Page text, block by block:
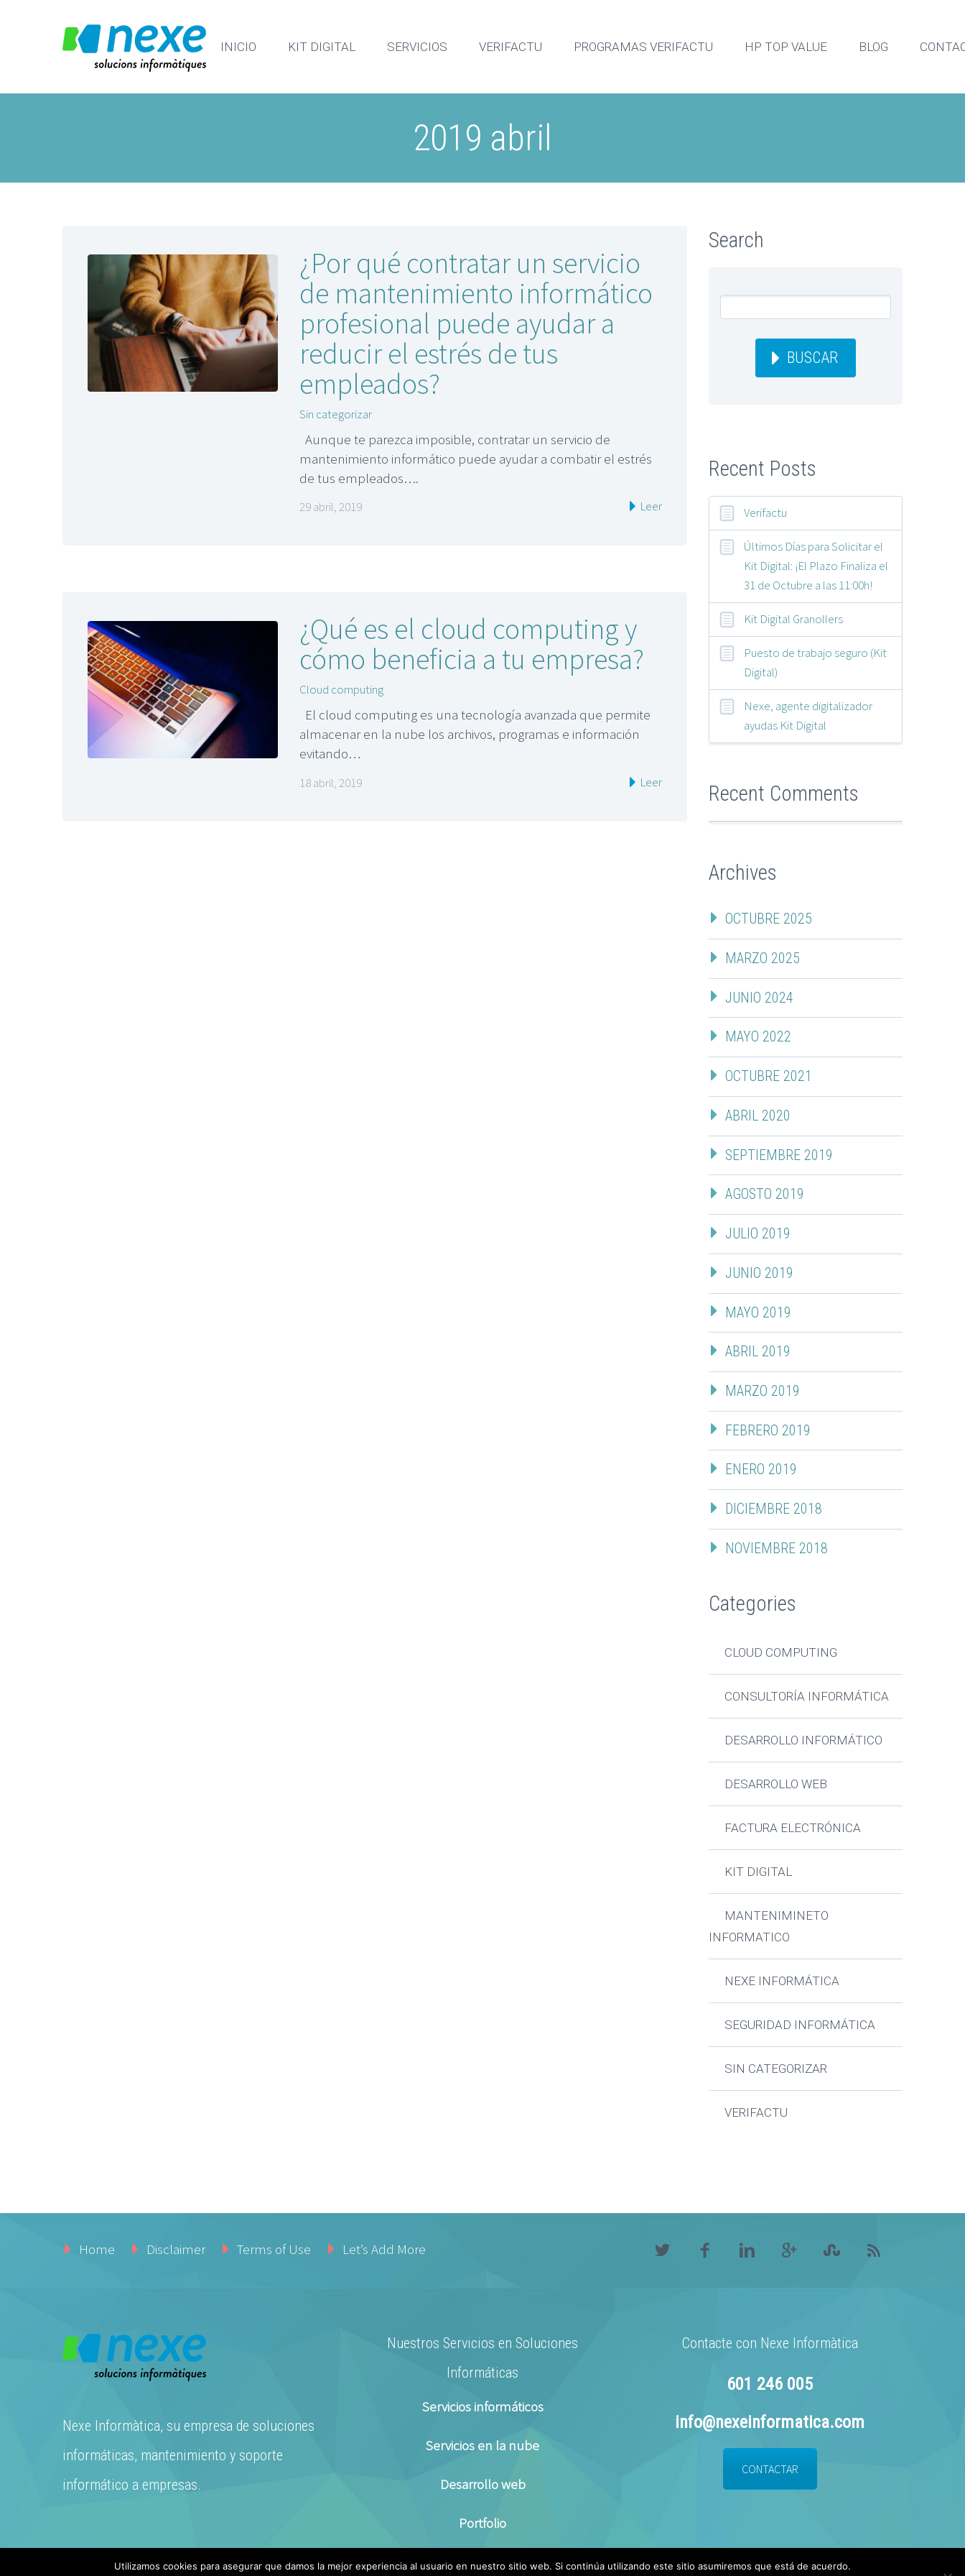
INICIO KIT DIGITAL SERVICIOS VERIFACTU PROGRAMAS VERIFACTU HP TOP VALUE BLOG
2019 abril
¿Por qué contratar un servicio
de mantenimiento informático
profesional puede ayudar a
reducir el estrés de tus
empleados?
Sin categorizar
Aunque te parezca imposible, contratar un servicio de
mantenimiento informático puede ayudar a combatir el estrés
de tus empleados….
29 abril, 2019 Leer
¿Qué es el cloud computing y
cómo beneficia a tu empresa?
Cloud computing
El cloud computing es una tecnología avanzada que permite
almacenar en la nube los archivos, programas e información
evitando…
18 abril, 2019 Leer
Search
BUSCAR
Recent Posts
Verifactu
Últimos Días para Solicitar el
Kit Digital: ¡El Plazo Finaliza el
31 de Octubre a las 11:00h!
Kit Digital Granollers
Puesto de trabajo seguro (Kit
Digital)
Nexe, agente digitalizador
ayudas Kit Digital
Recent Comments
Archives
OCTUBRE 2025
MARZO 2025
JUNIO 2024
MAYO 2022
OCTUBRE 2021
ABRIL 2020
SEPTIEMBRE 2019
AGOSTO 2019
JULIO 2019
JUNIO 2019
MAYO 2019
ABRIL 2019
MARZO 2019
FEBRERO 2019
ENERO 2019
DICIEMBRE 2018
NOVIEMBRE 2018
Categories
CLOUD COMPUTING
CONSULTORÍA INFORMÁTICA
DESARROLLO INFORMÁTICO
DESARROLLO WEB
FACTURA ELECTRÓNICA
KIT DIGITAL
MANTENIMINETO
INFORMATICO
NEXE INFORMÁTICA
SEGURIDAD INFORMÁTICA
SIN CATEGORIZAR
VERIFACTU
Home Disclaimer Terms of Use Let’s Add More
Nexe Informàtica, su empresa de soluciones
informáticas, mantenimiento y soporte
informático a empresas.
Nuestros Servicios en Soluciones
Informáticas
Servicios informáticos
Servicios en la nube
Desarrollo web
Portfolio
Contacte con Nexe Informàtica
601 246 005
info@nexeinformatica.com
CONTACTAR
Utilizamos cookies para asegurar que damos la mejor experiencia al usuario en nuestro sitio web. Si continúa utilizando este sitio asumiremos que está de acuerdo.